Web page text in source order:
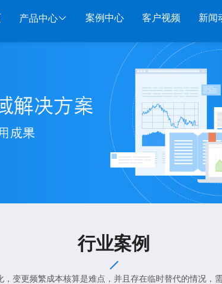
产品中心
装net
装SII
千方百剂医药药械
管家婆汽配汽修
管家婆母婴用品
电子商务
管家婆全渠道
SAAS
管家婆云ERP
SAAS
管家婆订货易
管家婆易会员
有赞商城O2O
案例中心 客户视频 新闻
行业案例
，变更频繁成本核算是难点，并且存在临时替代的情况，